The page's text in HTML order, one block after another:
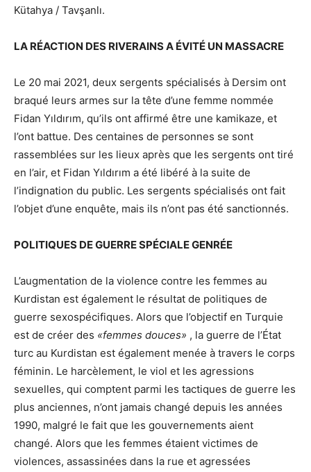
Kütahya / Tavşanlı.
LA RÉACTION DES RIVERAINS A ÉVITÉ UN MASSACRE
Le 20 mai 2021, deux sergents spécialisés à Dersim ont
braqué leurs armes sur la tête d’une femme nommée
Fidan Yıldırım, qu’ils ont affirmé être une kamikaze, et
l’ont battue. Des centaines de personnes se sont
rassemblées sur les lieux après que les sergents ont tiré
en l’air, et Fidan Yıldırım a été libéré à la suite de
l’indignation du public. Les sergents spécialisés ont fait
l’objet d’une enquête, mais ils n’ont pas été sanctionnés.
POLITIQUES DE GUERRE SPÉCIALE GENRÉE
L’augmentation de la violence contre les femmes au
Kurdistan est également le résultat de politiques de
guerre sexospécifiques. Alors que l’objectif en Turquie
est de créer des «femmes douces» , la guerre de l’État
turc au Kurdistan est également menée à travers le corps
féminin. Le harcèlement, le viol et les agressions
sexuelles, qui comptent parmi les tactiques de guerre les
plus anciennes, n’ont jamais changé depuis les années
1990, malgré le fait que les gouvernements aient
changé. Alors que les femmes étaient victimes de
violences, assassinées dans la rue et agressées